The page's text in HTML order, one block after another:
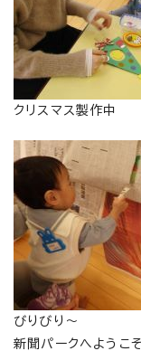
クリスマス製作中
びりびり～
新聞パークへようこ